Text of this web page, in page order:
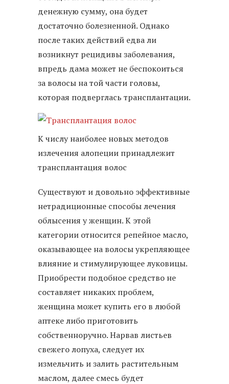
денежную сумму, она будет
достаточно болезненной. Однако
после таких действий едва ли
возникнут рецидивы заболевания,
впредь дама может не беспокоиться
за волосы на той части головы,
которая подверглась трансплантации.
К числу наиболее новых методов
излечения алопеции принадлежит
трансплантация волос
Существуют и довольно эффективные
нетрадиционные способы лечения
облысения у женщин. К этой
категории относится репейное масло,
оказывающее на волосы укрепляющее
влияние и стимулирующее луковицы.
Приобрести подобное средство не
составляет никаких проблем,
женщина может купить его в любой
аптеке либо приготовить
собственноручно. Нарвав листьев
свежего лопуха, следует их
измельчить и залить растительным
маслом, далее смесь будет